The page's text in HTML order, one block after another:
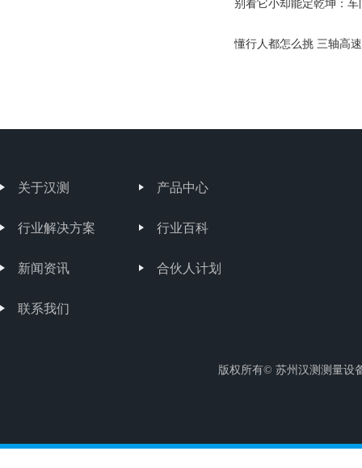
别看它小却能定乾坤：
懂行人都怎么挑 三轴高
关于汉测 产品中心
行业解决方案 行业百科
新闻资讯 合伙人计划
联系我们
版权所有© 苏州汉测测量设